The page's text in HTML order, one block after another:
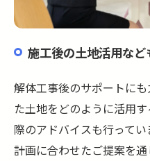
施工後の土地活用など
解体工事後のサポートに
た土地をどのように活用
際のアドバイスも行って
計画に合わせたご提案を